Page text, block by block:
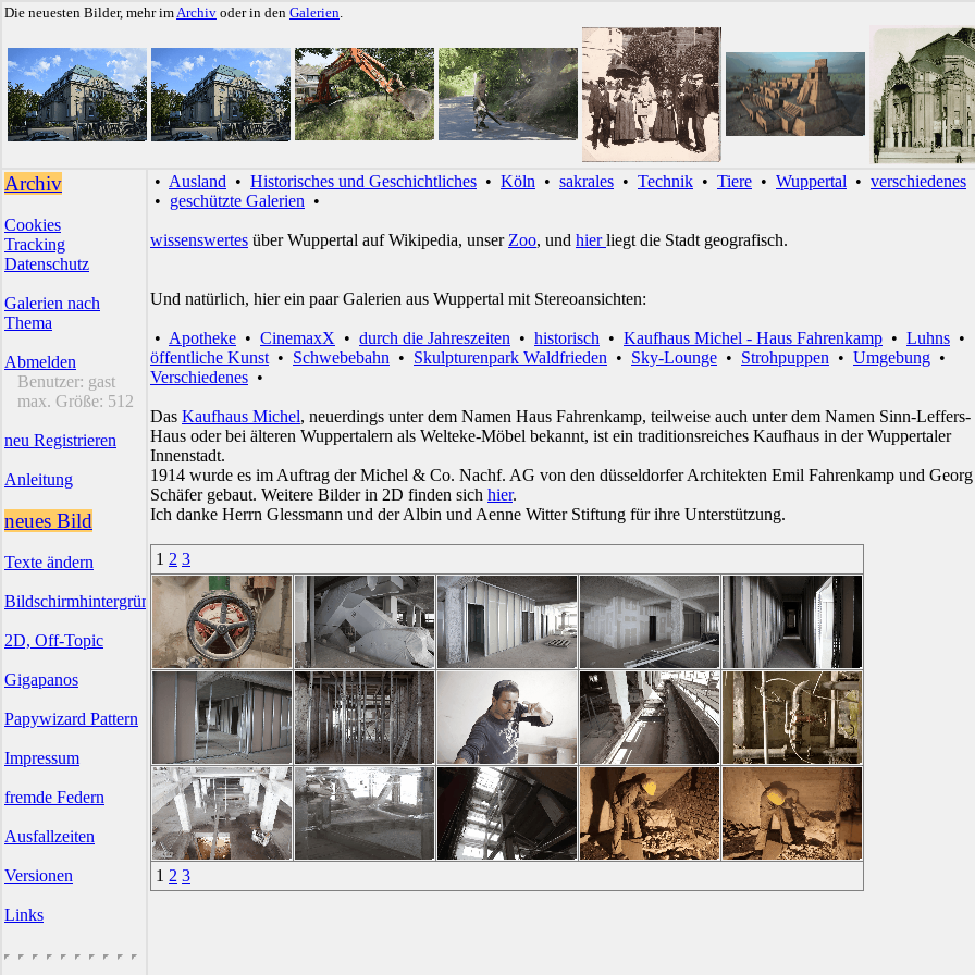
Die neuesten Bilder, mehr imArchiv oder in den Galerien.
Archiv
Cookies
Tracking
Datenschutz
Galerien nach
Thema
Abmelden
Benutzer: gast
max. Größe: 512
neu Registrieren
Anleitung
neues Bild
Texte ändern
Bildschirmhintergründe
2D, Off-Topic
Gigapanos
Papywizard Pattern
Impressum
fremde Federn
Ausfallzeiten
Versionen
Links
• Ausland • Historisches und Geschichtliches • Köln • sakrales • Technik • Tiere • Wuppertal • verschiedenes
• geschützte Galerien •
wissenswertes über Wuppertal auf Wikipedia, unser Zoo, und hierliegt die Stadt geografisch.
Und natürlich, hier ein paar Galerien aus Wuppertal mit Stereoansichten:
• Apotheke • CinemaxX • durch die Jahreszeiten • historisch • Kaufhaus Michel - Haus Fahrenkamp • Luhns •
öffentliche Kunst • Schwebebahn • Skulpturenpark Waldfrieden • Sky-Lounge • Strohpuppen • Umgebung •
Verschiedenes •
Das Kaufhaus Michel, neuerdings unter dem Namen Haus Fahrenkamp, teilweise auch unter dem Namen Sinn-Leffers-
Haus oder bei älteren Wuppertalern als Welteke-Möbel bekannt, ist ein traditionsreiches Kaufhaus in der Wuppertaler
Innenstadt.
1914 wurde es im Auftrag der Michel & Co. Nachf. AG von den düsseldorfer Architekten Emil Fahrenkamp und Georg
Schäfer gebaut. Weitere Bilder in 2D finden sich hier.
Ich danke Herrn Glessmann und der Albin und Aenne Witter Stiftung für ihre Unterstützung.
1 2 3
1 2 3